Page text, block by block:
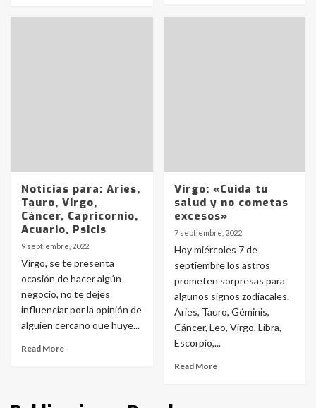
Noticias para: Aries,
Tauro, Virgo,
Cáncer, Capricornio,
Acuario, Psicis
9 septiembre, 2022
Virgo, se te presenta
ocasión de hacer algún
negocio, no te dejes
influenciar por la opinión de
alguien cercano que huye...
Read More
Virgo: «Cuida tu
salud y no cometas
excesos»
7 septiembre, 2022
Hoy miércoles 7 de
septiembre los astros
prometen sorpresas para
algunos signos zodiacales.
Aries, Tauro, Géminis,
Cáncer, Leo, Virgo, Libra,
Escorpio,...
Read More
4
joven de Trenque Lauquen
5
Los precios de los combustibles en
La Pampa, desde YPF hasta Axion
entre 857 a 1338 pesos
6
La Bolsa de Cereales de Bahía
Blanca anticipa que Agosto vendrá
con lluvias y heladas, en gran parte
fueron detenidos por